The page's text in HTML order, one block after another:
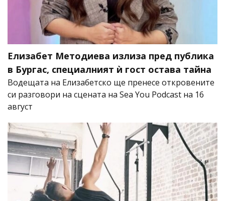
Елизабет Методиева излиза пред публика
в Бургас, специалният ѝ гост остава тайна
Водещата на Елизабетско ще пренесе откровените
си разговори на сцената на Sea You Podcast на 16
август